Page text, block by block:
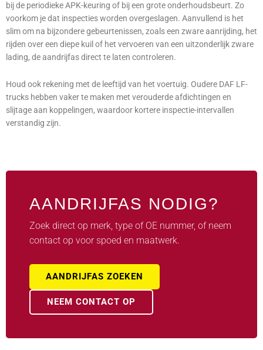
bij de periodieke APK-keuring of bij een grote onderhoudsbeurt. Zo
voorkom je dat inspecties worden overgeslagen. Aanvullend is het
slim om na bijzondere gebeurtenissen, zoals een zware aanrijding, het
rijden over een diepe kuil of het vervoeren van een uitzonderlijk zware
lading, de aandrijfas direct te laten controleren.
Houd ook rekening met de leeftijd van het voertuig. Oudere DAF LF-
trucks hebben vaker te maken met verouderde afdichtingen en
slijtage aan koppelingen, waardoor kortere inspectie-intervallen
verstandig zijn.
AANDRIJFAS NODIG?
Zoek direct op merk, type of OE nummer, of neem
contact op voor spoed en maatwerk.
AANDRIJFAS ZOEKEN
NEEM CONTACT OP